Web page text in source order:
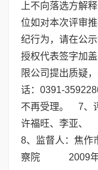
上不向落选方解
位如对本次评审
纪行为，请在公
授权代表签字加
限公司提出质疑
话：0391-
不再受理。 7、
许福旺、李
8、监督人：焦
察院 2009年7